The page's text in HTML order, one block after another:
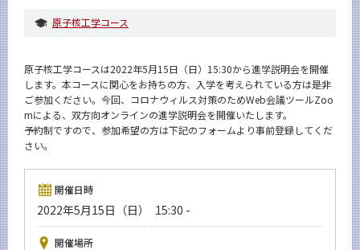
原子核工学コース
原子核工学コースは2022年5月15日（日）15:30から進学説明会を開催
します。本コースに関心をお持ちの方、入学を考えられている方は是非
ご参加ください。今回、コロナウィルス対策のためWeb会議ツールZoo
mによる、双方向オンラインの進学説明会を開催いたします。
予約制ですので、参加希望の方は下記のフォームより事前登録してくだ
さい。
開催日時
2022年5月15日（日） 15:30 -
開催場所
未来
入学案内
Admissions
応用化学系 News
News
Event Calendar
今後の課程別イベント